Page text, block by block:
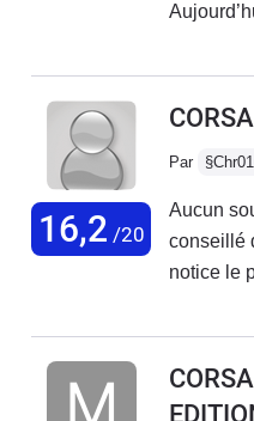
série?
réduit.
terminé
16,2 /20
Par
Aucun
conseillé
notice le
route et
mon
versions